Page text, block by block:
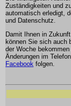
Zuständigkeiten und
automatisch erledigt,
und Datenschutz.
Damit Ihnen in
können Sie sich auch
der Woche
Änderungen im
Facebook folgen.